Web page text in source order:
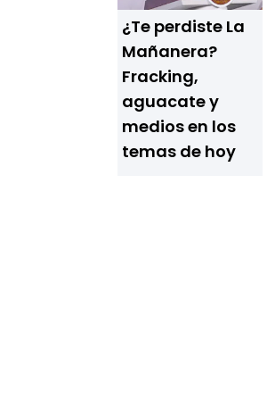
¿Te perdiste La
Mañanera?
Fracking,
aguacate y
medios en los
temas de hoy